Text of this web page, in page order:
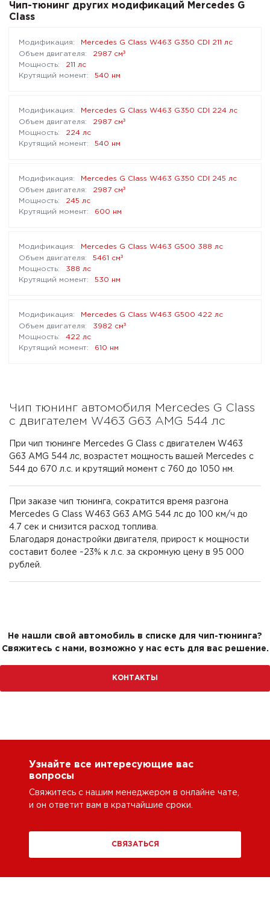
Чип-тюнинг других модификаций Mercedes G
Class
Mercedes G Class W463 G350 CDI 211 лс
2987 см³
211 лс
540 нм
Mercedes G Class W463 G350 CDI 224 лс
2987 см³
224 лс
540 нм
Mercedes G Class W463 G350 CDI 245 лс
2987 см³
245 лс
600 нм
Mercedes G Class W463 G500 388 лс
5461 см³
388 лс
530 нм
Mercedes G Class W463 G500 422 лс
3982 см³
422 лс
610 нм
Чип тюнинг автомобиля Mercedes G Class
с двигателем W463 G63 AMG 544 лс
При чип тюнинге Mercedes G Class с двигателем W463
G63 AMG 544 лс, возрастет мощность вашей Mercedes с
544 до 670 л.с. и крутящий момент с 760 до 1050 нм.
При заказе чип тюнинга, сократится время разгона
Mercedes G Class W463 G63 AMG 544 лс до 100 км/ч до
4.7 сек и снизится расход топлива.
Благодаря донастройки двигателя, прирост к мощности
составит более ~23% к л.с. за скромную цену в 95 000
рублей.
Не нашли свой автомобиль в списке для чип-тюнинга?
Свяжитесь с нами, возможно у нас есть для вас решение.
КОНТАКТЫ
Узнайте все интересующие вас
вопросы
Свяжитесь с нашим менеджером в онлайне чате,
и он ответит вам в кратчайшие сроки.
СВЯЗАТЬСЯ